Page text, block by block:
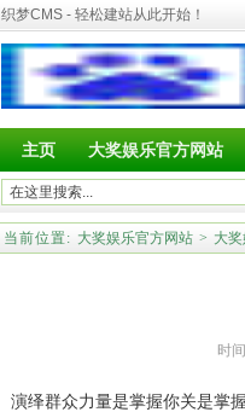
织梦CMS - 轻松建站从此开始！
主页 大奖娱乐官方网站
当前位置: 大奖娱乐官方网站 > 大
时
演绎群众力量是掌握你关是掌